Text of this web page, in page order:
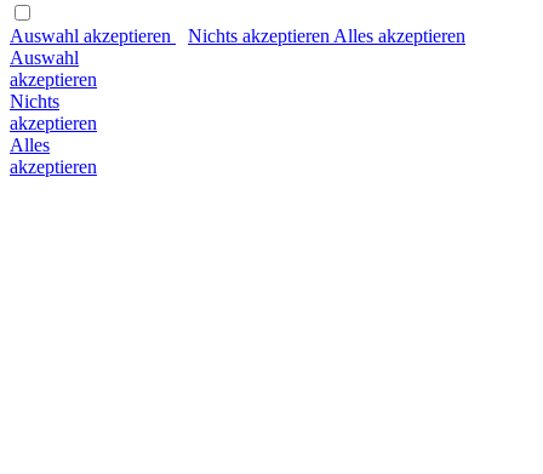
Auswahl akzeptieren Nichts akzeptieren Alles akzeptieren
Auswahl
akzeptieren
Nichts
akzeptieren
Alles
akzeptieren